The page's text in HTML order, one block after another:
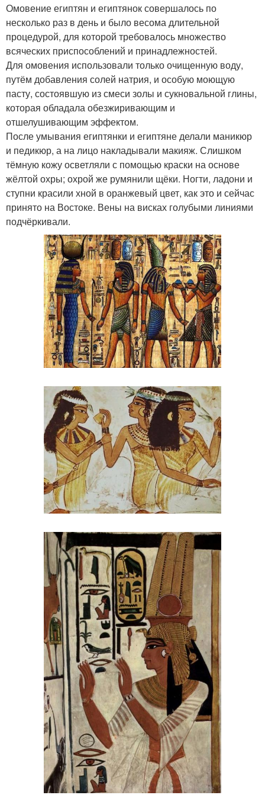
Омовение египтян и египтянок совершалось по
несколько раз в день и было весома длительной
процедурой, для которой требовалось множество
всяческих приспособлений и принадлежностей.
Для омовения использовали только очищенную воду,
путём добавления солей натрия, и особую моющую
пасту, состоявшую из смеси золы и сукновальной глины,
которая обладала обезжиривающим и
отшелушивающим эффектом.
После умывания египтянки и египтяне делали маникюр
и педикюр, а на лицо накладывали макияж. Слишком
тёмную кожу осветляли с помощью краски на основе
жёлтой охры; охрой же румянили щёки. Ногти, ладони и
ступни красили хной в оранжевый цвет, как это и сейчас
принято на Востоке. Вены на висках голубыми линиями
подчёркивали.